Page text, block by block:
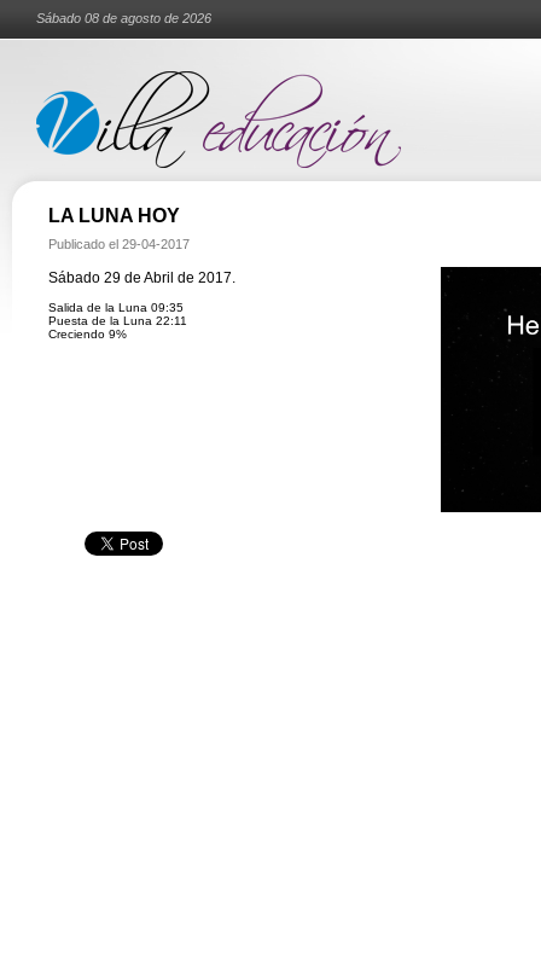
Sábado 08 de agosto de 2026
LA LUNA HOY
Publicado el 29-04-2017
Sábado 29 de Abril de 2017.
Salida de la Luna 09:35
Puesta de la Luna 22:11
Creciendo 9%